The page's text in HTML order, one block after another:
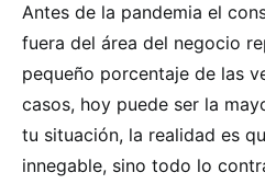
Antes de la pandemia el
fuera del área del negocio
pequeño porcentaje de las
casos, hoy puede ser la
tu situación, la realidad es
innegable, sino todo lo